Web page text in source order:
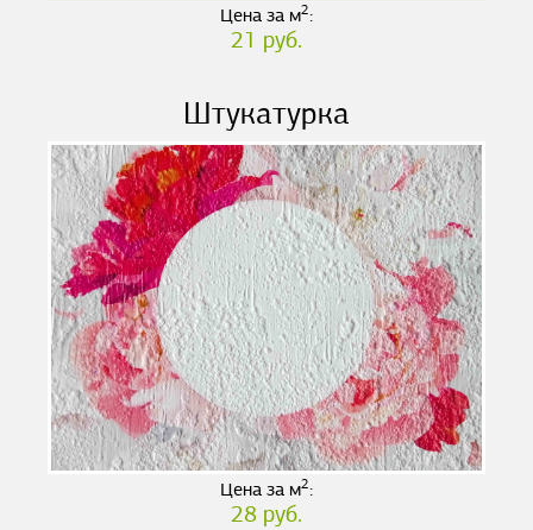
Цена за м2:
21 руб.
Штукатурка
Цена за м2:
28 руб.